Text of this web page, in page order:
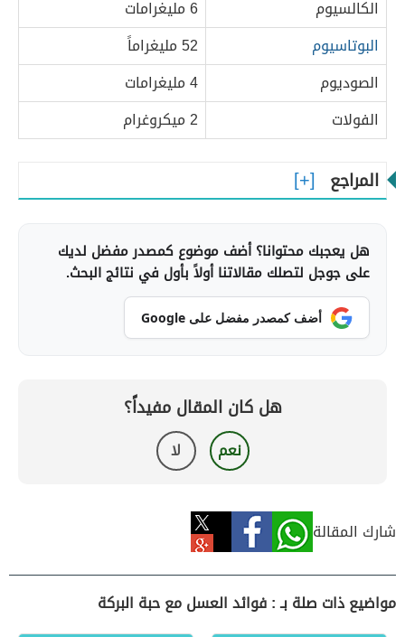
الكالسيوم
6 مليغرامات
البوتاسيوم
52 مليغراماً
الصوديوم
4 مليغرامات
الفولات
2 ميكروغرام
المراجع
هل يعجبك محتوانا؟ أضف موضوع كمصدر مفضل لديك
على جوجل لتصلك مقالاتنا أولاً بأول في نتائج البحث.
أضف كمصدر مفضل على Google
هل كان المقال مفيداً؟
نعم لا
شارك المقالة
مواضيع ذات صلة بـ : فوائد العسل مع حبة البركة